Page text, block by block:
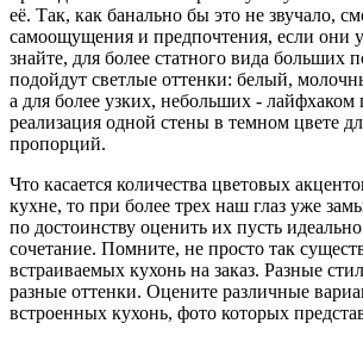
её. Так, как банально бы это не звучало,
самоощущения и предпочтения, если они
знайте, для более статного вида больших
подойдут светлые оттенки: белый,
а для более узких, небольших - лайфхаком
реализация одной стены в темном цвете
пропорций.
Что касается количества цветовых
кухне, то при более трех наш глаз уже
по достоинству оценить их пусть
сочетание. Помните, не просто так
встраиваемых кухонь на заказ. Разные
разные оттенки. Оцените различные
встроенных кухонь, фото которых